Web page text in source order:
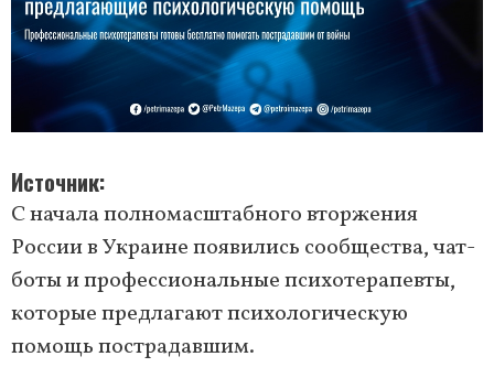
Источник
С начала полномасштабного вторжения
России в Украине появились сообщества, чат-
боты и профессиональные психотерапевты,
которые предлагают психологическую
помощь пострадавшим.